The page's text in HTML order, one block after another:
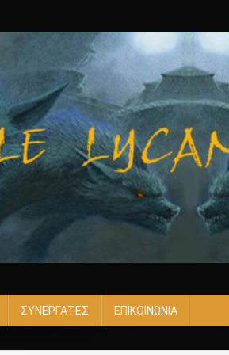
ΣΥΝΕΡΓΑΤΕΣ ΕΠΙΚΟΙΝΩΝΙΑ